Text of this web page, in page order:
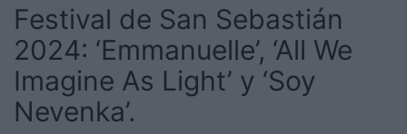
Festival de San Sebastián
2024: ‘Emmanuelle’, ‘All We
Imagine As Light’ y ‘Soy
Nevenka’.